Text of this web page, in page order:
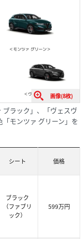
画像(8枚)
ラック」、「ヴェスヴ
モンツァ グリーン」を
シート 価格
ブラック
（ファブリ
ック）
599万円